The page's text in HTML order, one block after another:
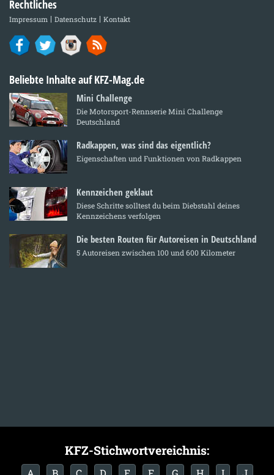
Rechtliches
Impressum Datenschutz Kontakt
Beliebte Inhalte auf KFZ-Mag.de
Mini Challenge
Die Motorsport-Rennserie Mini Challenge
Deutschland
Radkappen, was sind das eigentlich?
Eigenschaften und Funktionen von Radkappen
Kennzeichen geklaut
Diese Schritte solltest du beim Diebstahl deines
Kennzeichens verfolgen
Die besten Routen für Autoreisen in Deutschland
5 Autoreisen zwischen 100 und 600 Kilometer
KFZ-Stichwortvereichnis: